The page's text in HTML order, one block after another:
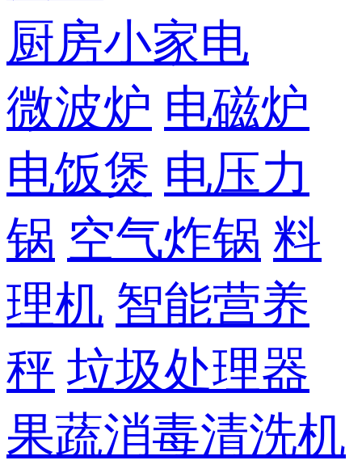
厨房小家电
微波炉 电磁炉
电饭煲 电压力
锅 空气炸锅 料
理机 智能营养
秤 垃圾处理器
果蔬消毒清洗机